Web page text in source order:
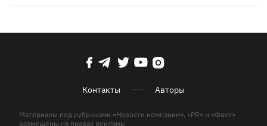
Контакты Авторы
Материалы под рубриками «Новости компании», «PR» и «Факт»
размещены на правах рекламы